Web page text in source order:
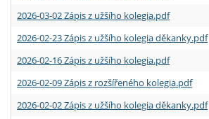
2026-03-02 Zápis z užšího kolegia.pdf
2026-02-23 Zápis z užšího kolegia děkanky.pdf
2026-02-16 Zápis z užšího kolegia.pdf
2026-02-09 Zápis z rozšířeného kolegia.pdf
2026-02-02 Zápis z užšího kolegia děkanky.pdf